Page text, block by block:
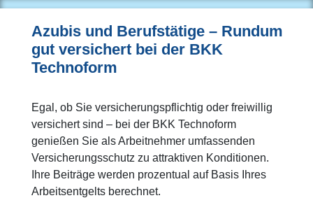
Azubis und Berufstätige – Rundum
gut versichert bei der BKK
Technoform
Egal, ob Sie versicherungspflichtig oder freiwillig
versichert sind – bei der BKK Technoform
genießen Sie als Arbeitnehmer umfassenden
Versicherungsschutz zu attraktiven Konditionen.
Ihre Beiträge werden prozentual auf Basis Ihres
Arbeitsentgelts berechnet.